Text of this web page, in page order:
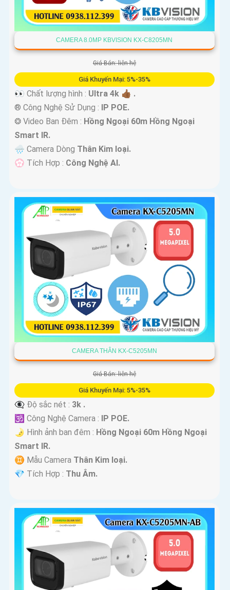
CAMERA 8.0MP KBVISION KX-C8205MN
Giá Bán: liên hệ
Giá Khuyến Mại: 5%-35%
️
👀 Chất lượng hình : Ultra 4k 👍🏾 .
®️ Công Nghệ Sử Dụng : IP POE.
❂ Video Ban Đêm : Hồng Ngoại 60m Hồng Ngoại
Smart IR.
🌧️ Camera Dòng Thân Kim loại.
️💮 Tích Hợp : Công Nghệ AI.
CAMERA THÂN KX-C5205MN
Giá Bán: liên hệ
Giá Khuyến Mại: 5%-35%
👁️‍🗨 Độ sắc nét : 3k .
🕉️ Công Nghệ Camera : IP POE.
🌛 Hình ảnh ban đêm : Hồng Ngoại 60m Hồng Ngoại
Smart IR.
♊ Mẫu Camera Thân Kim loại.
️💎 Tích Hợp : Thu Âm.